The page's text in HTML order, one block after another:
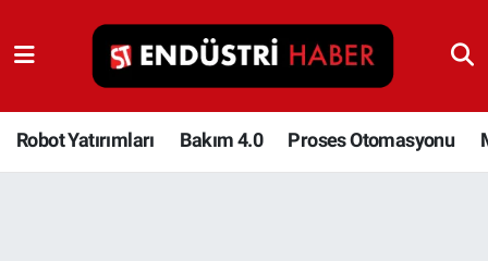
Robot Yatırımları Bakım 4.0 Proses Otomasyonu
Robot Yatırımları
Bakım 4.0